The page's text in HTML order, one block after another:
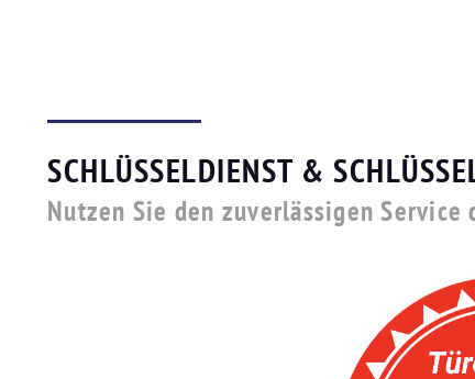
SCHLÜSSELDIENST &
Nutzen Sie den zuverlässigen